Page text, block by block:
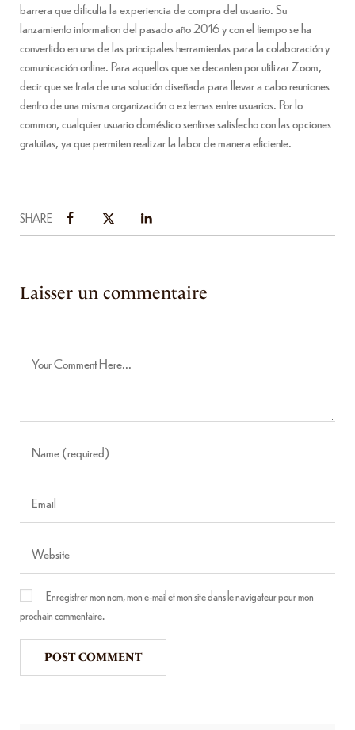
barrera que dificulta la experiencia de compra del usuario. Su
lanzamiento information del pasado año 2016 y con el tiempo se ha
convertido en una de las principales herramientas para la colaboración y
comunicación online. Para aquellos que se decanten por utilizar Zoom,
decir que se trata de una solución diseñada para llevar a cabo reuniones
dentro de una misma organización o externas entre usuarios. Por lo
common, cualquier usuario doméstico sentirse satisfecho con las opciones
gratuitas, ya que permiten realizar la labor de manera eficiente.
SHARE
Laisser un commentaire
Enregistrer mon nom, mon e-mail et mon site dans le navigateur pour mon
prochain commentaire.